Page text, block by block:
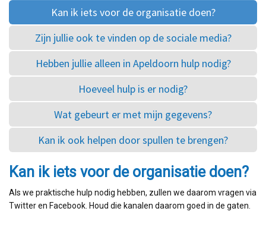
Kan ik iets voor de organisatie doen?
Zijn jullie ook te vinden op de sociale media?
Hebben jullie alleen in Apeldoorn hulp nodig?
Hoeveel hulp is er nodig?
Wat gebeurt er met mijn gegevens?
Kan ik ook helpen door spullen te brengen?
Kan ik iets voor de organisatie doen?
Als we praktische hulp nodig hebben, zullen we daarom vragen via
Twitter en Facebook. Houd die kanalen daarom goed in de gaten.